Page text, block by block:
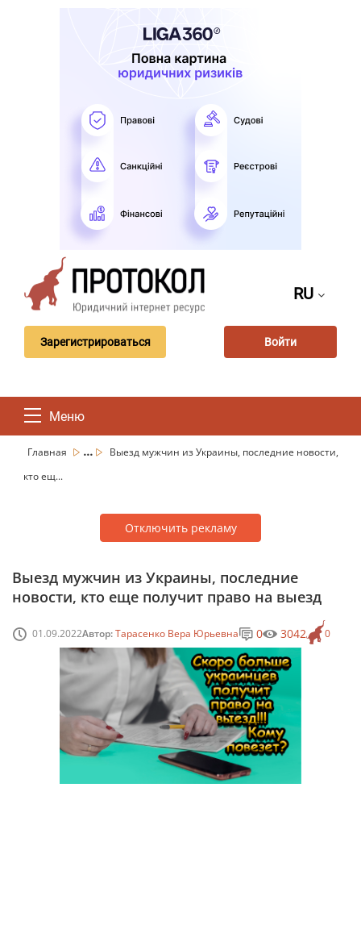
RU
Зарегистрироваться Войти
Меню
Главная ...
Выезд мужчин из Украины, последние новости,
кто ещ...
Отключить рекламу
Выезд мужчин из Украины, последние
новости, кто еще получит право на выезд
01.09.2022Автор:Тарасенко Вера Юрьевна 0
0 3042